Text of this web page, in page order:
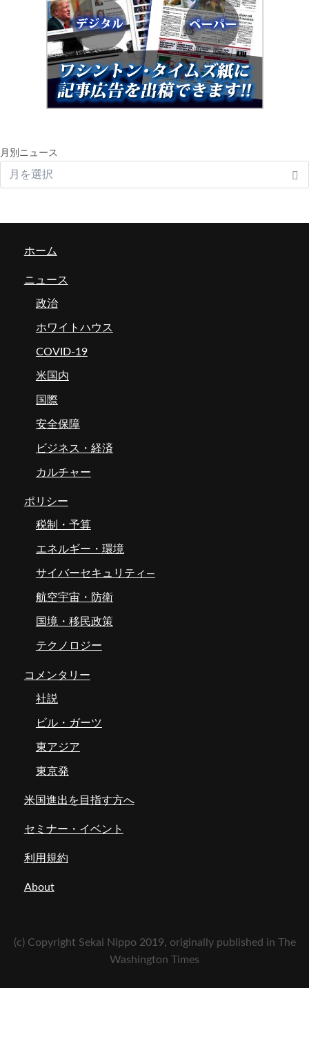
月別ニュース
ホーム
ニュース
政治
ホワイトハウス
COVID-19
米国内
国際
安全保障
ビジネス・経済
カルチャー
ポリシー
税制・予算
エネルギー・環境
サイバーセキュリティ―
航空宇宙・防衛
国境・移民政策
テクノロジー
コメンタリー
社説
ビル・ガーツ
東アジア
東京発
米国進出を目指す方へ
セミナー・イベント
利用規約
About
(c) Copyright Sekai Nippo 2019, originally published in The
Washington Times